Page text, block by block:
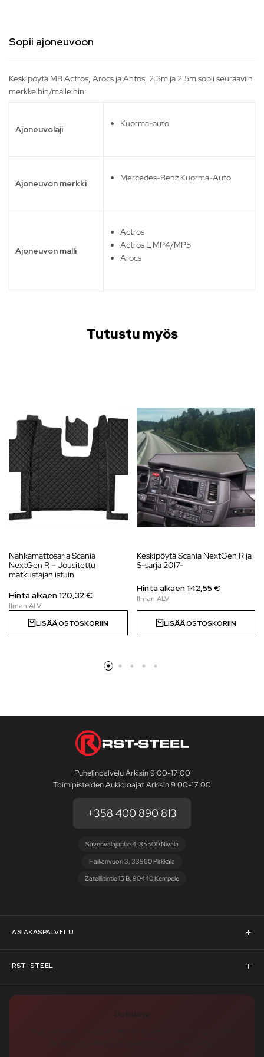
Sopii ajoneuvoon
Keskipöytä MB Actros, Arocs ja Antos, 2.3m ja 2.5m sopii seuraaviin
merkkeihin/malleihin:
Ajoneuvolaji
Kuorma-auto
Ajoneuvon merkki
Mercedes-Benz Kuorma-Auto
Ajoneuvon malli
Actros
Actros L MP4/MP5
Arocs
Tutustu myös
Nahkamattosarja Scania
NextGen R – Jousitettu
matkustajan istuin
Hinta alkaen 120,32 €
LISÄÄ OSTOSKORIIN
Keskipöytä Scania NextGen R ja
S-sarja 2017-
Hinta alkaen142,55 €
LISÄÄ OSTOSKORIIN
Puhelinpalvelu Arkisin 9:00-17:00
Toimipisteiden Aukioloajat Arkisin 9:00-17:00
+358 400 890 813
Savenvalajantie 4, 85500 Nivala
Haikanvuori 3, 33960 Pirkkala
Zatelliitintie 15 B, 90440 Kempele
ASIAKASPALVELU
Asiakaspalvelu
Pyydä tarjous
RST-STEEL
RST-Steelin tarina
Uutiskirje